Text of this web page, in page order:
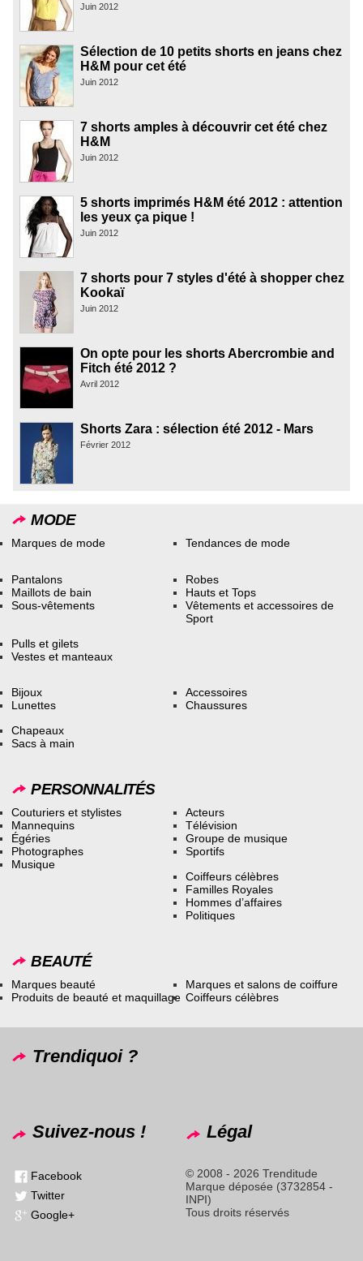
Juin 2012
Sélection de 10 petits shorts en jeans chez
H&M pour cet été
Juin 2012
7 shorts amples à découvrir cet été chez
H&M
Juin 2012
5 shorts imprimés H&M été 2012 : attention
les yeux ça pique !
Juin 2012
7 shorts pour 7 styles d'été à shopper chez
Kookaï
Juin 2012
On opte pour les shorts Abercrombie and
Fitch été 2012 ?
Avril 2012
Shorts Zara : sélection été 2012 - Mars
Février 2012
MODE
Marques de mode Tendances de mode
Pantalons
Maillots de bain
Sous-vêtements
Robes
Hauts et Tops
Vêtements et accessoires de
Sport
Pulls et gilets
Vestes et manteaux
Bijoux
Lunettes
Accessoires
Chaussures
Chapeaux
Sacs à main
PERSONNALITÉS
Couturiers et stylistes
Mannequins
Égéries
Photographes
Musique
Acteurs
Télévision
Groupe de musique
Sportifs
Coiffeurs célèbres
Familles Royales
Hommes d’affaires
Politiques
BEAUTÉ
Marques beauté
Produits de beauté et maquillage
Marques et salons de coiffure
Coiffeurs célèbres
Trendiquoi ?
Suivez-nous !
Facebook
Twitter
Google+
Légal
© 2008 - 2026 Trenditude
Marque déposée (3732854 -
INPI)
Tous droits réservés